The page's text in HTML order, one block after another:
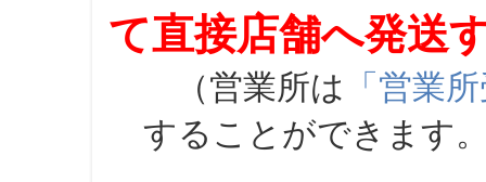
て直接店舗へ発送
（営業所は 「営業
することができます